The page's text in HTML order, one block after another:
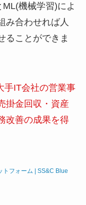
機械学習)によ
み合わせれば人
ることができま
手IT会社の営業事
掛金回収・資産
改善の成果を得
トフォーム | SS&C Blue